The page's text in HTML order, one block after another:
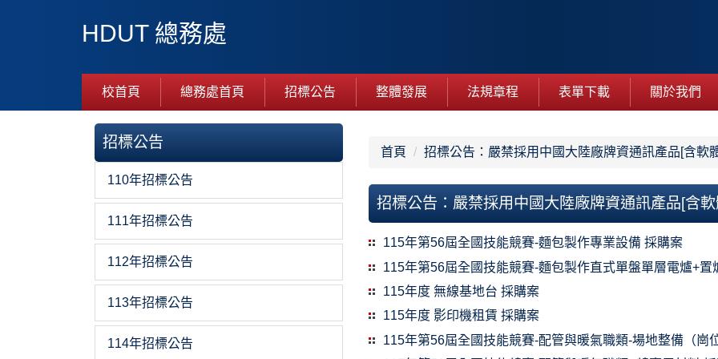
容
HDUT 總務處
校首頁 總務處首頁 招標公告 整體發展 法規章程 表單下載 關於我們
招標公告
110年招標公告
111年招標公告
112年招標公告
113年招標公告
114年招標公告
首頁 招標公告：嚴禁採用中國大陸廠牌資通訊產品[含軟
招標公告：嚴禁採用中國大陸廠牌資通訊產品[含
115年第56屆全國技能競賽-麵包製作專業設備 採購案
115年第56屆全國技能競賽-麵包製作直式單盤單層電爐+置
115年度 無線基地台 採購案
115年度 影印機租賃 採購案
115年第56屆全國技能競賽-配管與暖氣職類-場地整備（崗